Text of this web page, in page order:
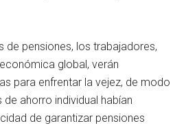
de pensiones, los trabajadores,
global, verán
para enfrentar la vejez, de modo
ahorro individual habían
de garantizar pensiones